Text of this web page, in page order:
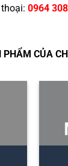
0964
PHẨM CỦA